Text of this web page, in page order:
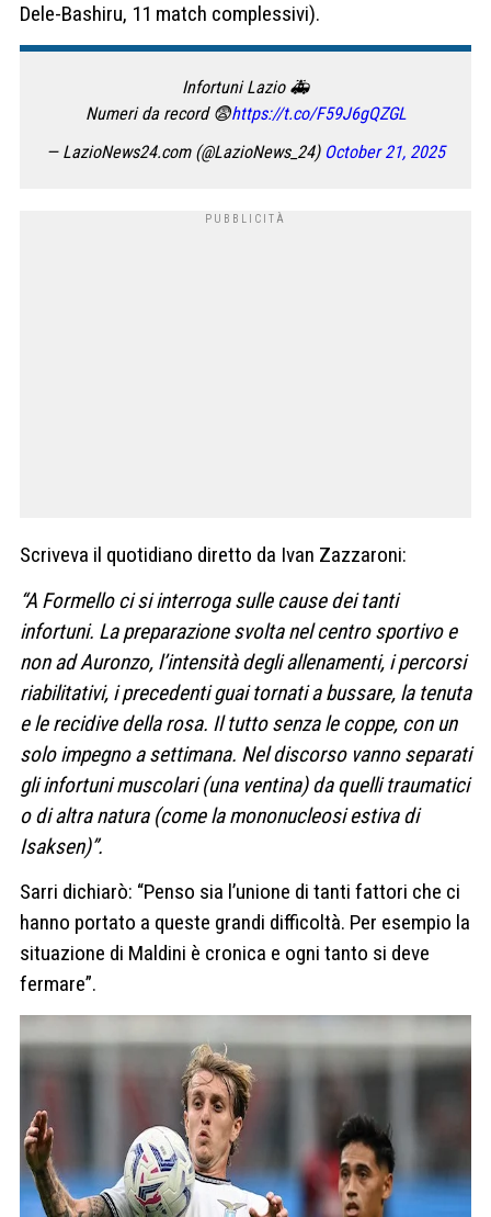
Dele-Bashiru, 11 match complessivi).
Infortuni Lazio 🚑
Numeri da record 😨https://t.co/F59J6gQZGL
— LazioNews24.com (@LazioNews_24) October 21, 2025
Scriveva il quotidiano diretto da Ivan Zazzaroni:
“A Formello ci si interroga sulle cause dei tanti
infortuni. La preparazione svolta nel centro sportivo e
non ad Auronzo, l’intensità degli allenamenti, i percorsi
riabilitativi, i precedenti guai tornati a bussare, la tenuta
e le recidive della rosa. Il tutto senza le coppe, con un
solo impegno a settimana. Nel discorso vanno separati
gli infortuni muscolari (una ventina) da quelli traumatici
o di altra natura (come la mononucleosi estiva di
Isaksen)”.
Sarri dichiarò: “Penso sia l’unione di tanti fattori che ci
hanno portato a queste grandi difficoltà. Per esempio la
situazione di Maldini è cronica e ogni tanto si deve
fermare”.